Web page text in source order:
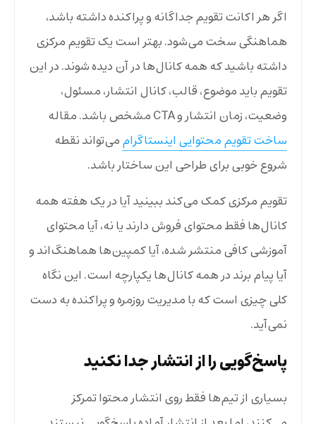
اگر هر اکانت تقویم جداگانه و پراکنده داشته باشد،
هماهنگی سخت می‌شود. بهتر است یک تقویم مرکزی
داشته باشید که همه کانال‌ها در آن دیده شوند. در این
تقویم باید موضوع، قالب، کانال انتشار، مسئول،
وضعیت، زمان انتشار و CTA مشخص باشد. مقاله
ساخت تقویم محتوایی اینستاگراممی‌تواند نقطه
شروع خوبی برای طراحی این ساختار باشد.
تقویم مرکزی کمک می‌کند ببینید آیا در یک هفته همه
کانال‌ها فقط محتوای فروش دارند یا نه، آیا محتوای
آموزشی کافی منتشر شده، آیا کمپین‌ها هماهنگ‌اند و
آیا پیام برند در همه کانال‌ها یکپارچه است. این نگاه
کلی چیزی است که با مدیریت روزمره و پراکنده به دست
نمی‌آید.
پاسخ‌گویی را از انتشار جدا نکنید
بسیاری از تیم‌ها فقط روی انتشار محتوا تمرکز